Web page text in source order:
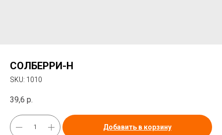
СОЛБЕРРИ-H
SKU: 1010
39,6 р.
Добавить в корзину